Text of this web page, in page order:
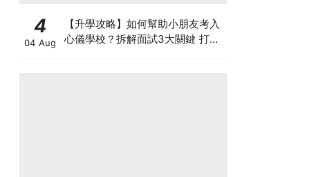
4
04 Aug
【升學攻略】如何幫助小朋友考入
心儀學校？拆解面試3大關鍵 打好